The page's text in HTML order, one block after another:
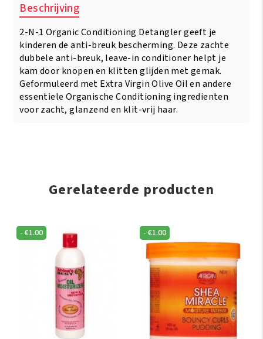
2N1
Organic
Conditioning
Detangler
355
ml
Beschrijving
2-N-1 Organic Conditioning Detangler geeft je
kinderen de anti-breuk bescherming. Deze zachte
dubbele anti-breuk, leave-in conditioner helpt je
kam door knopen en klitten glijden met gemak.
Geformuleerd met Extra Virgin Olive Oil en andere
essentiele Organische Conditioning ingredienten
voor zacht, glanzend en klit-vrij haar.
Gerelateerde producten
-€1.00 -€1.00